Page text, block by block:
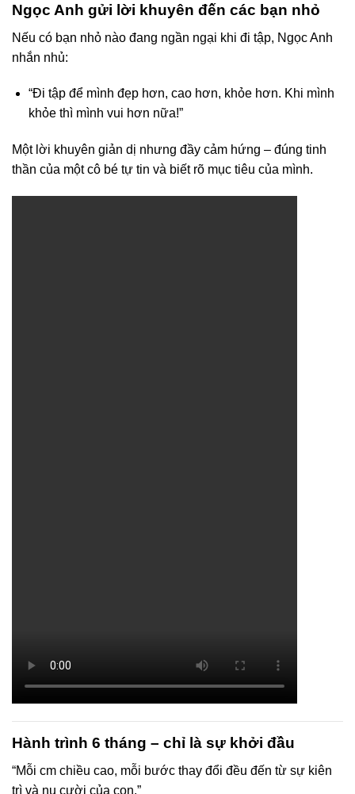
Ngọc Anh gửi lời khuyên đến các bạn nhỏ
Nếu có bạn nhỏ nào đang ngần ngại khi đi tập, Ngọc Anh
nhắn nhủ:
“Đi tập để mình đẹp hơn, cao hơn, khỏe hơn. Khi mình
khỏe thì mình vui hơn nữa!”
Một lời khuyên giản dị nhưng đầy cảm hứng – đúng tinh
thần của một cô bé tự tin và biết rõ mục tiêu của mình.
Hành trình 6 tháng – chỉ là sự khởi đầu
“Mỗi cm chiều cao, mỗi bước thay đổi đều đến từ sự kiên
trì và nụ cười của con.”